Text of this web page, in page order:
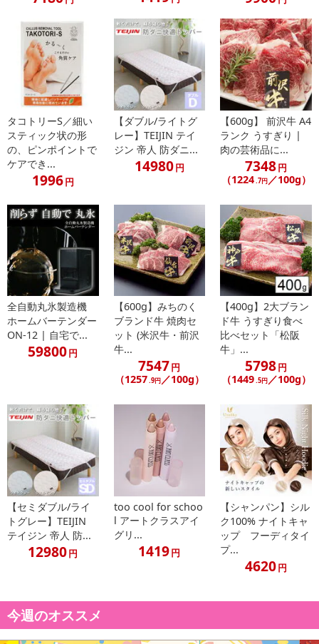
タコトリーS／細い
スティック状の形
の、ピンポイントで
ケアでき...
1996円
【ダブル/ライトグ
レー】TEIJIN テイ
ジン 帝人 防ダニ...
14980円
【600g】 前沢牛 A4
ランク うすぎり |
肉の芸術品に...
7348円
（1224 .7円／100g）
全自動丸氷製造機
ホームバーテンダー
ON-12 | 自宅で...
59800円
【600g】みちのく
ブランド牛 焼肉セ
ット (米沢牛・前沢
牛...
7547円
（1257.9円／100g）
【400g】2大ブラン
ド牛 うすぎり食べ
比べセット「松阪
牛」...
5798円
（1449.5円／100g）
【セミダブル/ライ
トグレー】TEIJIN
テイジン 帝人 防...
12980円
too cool for schoo
l アートクラスアイ
グリ...
1419円
【シャンパン】シル
ク100% ナイトキャ
ップ フーディタイ
プ...
4620円
今週のオススメ